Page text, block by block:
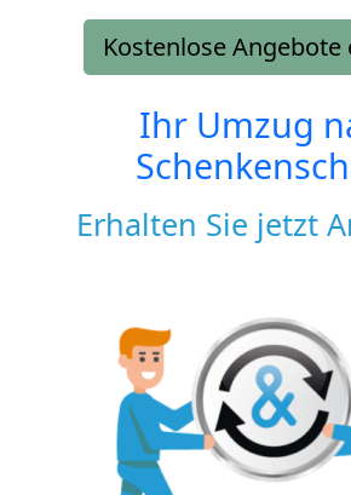
Kostenlose Angebote
Ihr Umzug
Erhalten Sie jetzt